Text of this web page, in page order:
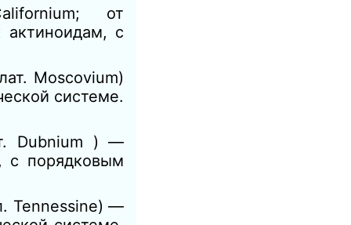
от
с
Moscovium)
системе.
Dubnium ) —
с порядковым
Tennessine) —